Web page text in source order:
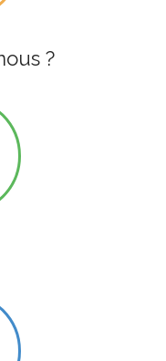
?